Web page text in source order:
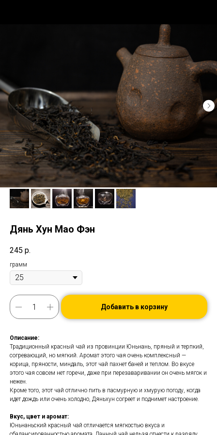
Дянь Хун Мао Фэн
245 р.
грамм
Добавить в корзину
Описание:
Традиционный красный чай из провинции Юньнань, пряный и терпкий,
согревающий, но мягкий. Аромат этого чая очень комплексный —
корица, пряности, миндаль, этот чай пахнет баней и теплом. Во вкусе
этого чая совсем нет горечи, даже при перезаваривании он очень мягок и
нежен.
Кроме того, этот чай отлично пить в пасмурную и хмурую погоду, когда
идет дождь или очень холодно, Дяньхун согреет и поднимет настроение.
Вкус, цвет и аромат:
Юньнаньский красный чай отличается мягкостью вкуса и